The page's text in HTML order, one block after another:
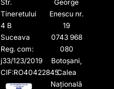
Str.
Tineretului
4 B
Suceava
Reg. com:
j33/123/2019
CIF:RO40422845
George
Enescu nr.
19
0743 968
080
Botoșani,
Calea
Națională